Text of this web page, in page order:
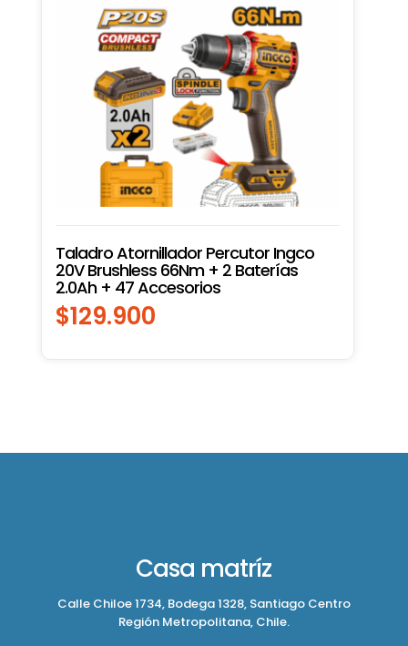
Taladro Atornillador Percutor Ingco
20V Brushless 66Nm + 2 Baterías
2.0Ah + 47 Accesorios
$129.900
Casa matríz
Calle Chiloe 1734, Bodega 1328, Santiago Centro
Región Metropolitana, Chile.